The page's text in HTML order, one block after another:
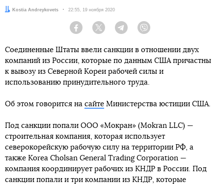
Автор:Kostia Andreykovets Дата:
22:55, 19 ноября 2020
Facebook Twitter Telegram
Соединенные Штаты ввели санкции в отношении двух
компаний из России, которые по данным США причастны
к вывозу из Северной Кореи рабочей силы и
использованию принудительного труда.
Об этом говорится на сайте Министерства юстиции США.
Под санкции попали ООО «Мокран» (Mokran LLC) —
строительная компания, которая использует
северокорейскую рабочую силу на территории РФ, а
также Korea Cholsan General Trading Corporation —
компания координирует рабочих из КНДР в России. Под
санкции попали и три компании из КНДР, которые